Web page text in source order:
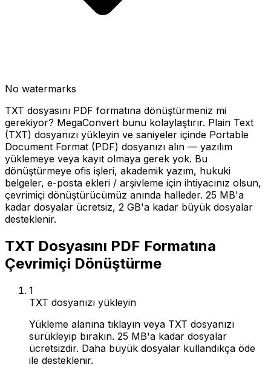
No watermarks
TXT dosyasını PDF formatına dönüştürmeniz mi
gerekiyor? MegaConvert bunu kolaylaştırır. Plain Text
(TXT) dosyanızı yükleyin ve saniyeler içinde Portable
Document Format (PDF) dosyanızı alın — yazılım
yüklemeye veya kayıt olmaya gerek yok. Bu
dönüştürmeye ofis işleri, akademik yazım, hukuki
belgeler, e-posta ekleri / arşivleme için ihtiyacınız olsun,
çevrimiçi dönüştürücümüz anında halleder. 25 MB'a
kadar dosyalar ücretsiz, 2 GB'a kadar büyük dosyalar
desteklenir.
TXT Dosyasını PDF Formatına
Çevrimiçi Dönüştürme
1
TXT dosyanızı yükleyin
Yükleme alanına tıklayın veya TXT dosyanızı
sürükleyip bırakın. 25 MB'a kadar dosyalar
ücretsizdir. Daha büyük dosyalar kullandıkça öde
ile desteklenir.